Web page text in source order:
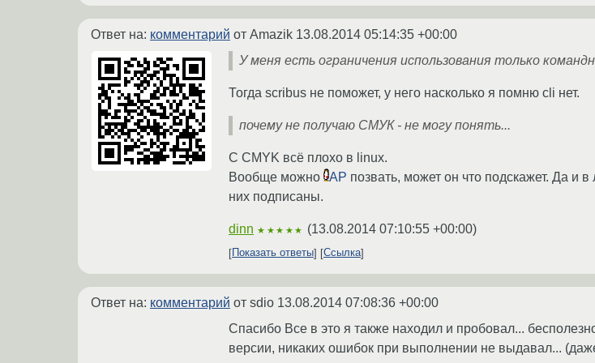
Ответ на: комментарий от Amazik 13.08.2014 05:14:35 +00:00
У меня есть ограничения использования только
Тогда scribus не поможет, у него насколько я помню cli нет.
почему не получаю СМУК - не могу понять...
С CMYK всё плохо в linux.
Вообще можно
AP позвать, может он что подскажет. Да и
них подписаны.
dinn ★★★★★ (13.08.2014 07:10:55 +00:00)
Показать ответы Ссылка
Ответ на: комментарий от sdio 13.08.2014 07:08:36 +00:00
Спасибо Все в это я также находил и пробовал...
версии, никаких ошибок при выполнении не выдавал...